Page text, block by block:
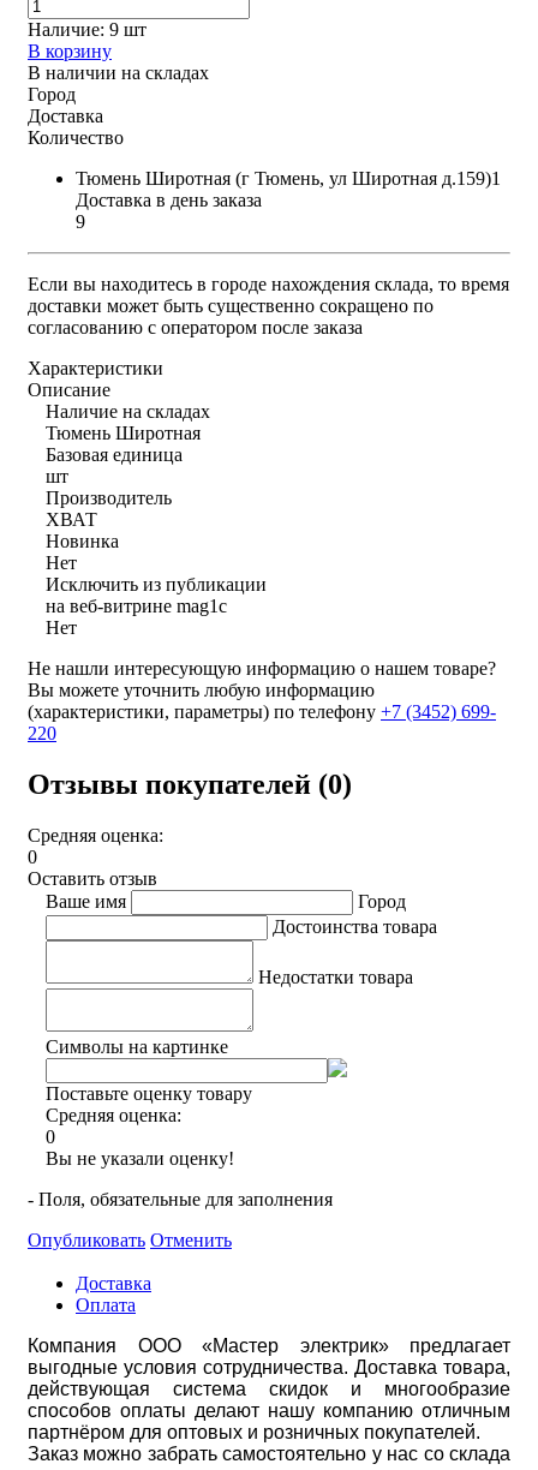
Наличие: 9 шт
В корзину
В наличии на складах
Город
Доставка
Количество
Тюмень Широтная (г Тюмень, ул Широтная д.159)1
Доставка в день заказа
9
Если вы находитесь в городе нахождения склада, то время
доставки может быть существенно сокращено по
согласованию с оператором после заказа
Характеристики
Описание
Наличие на складах
Тюмень Широтная
Базовая единица
шт
Производитель
ХВАТ
Новинка
Нет
Исключить из публикации
на веб-витрине mag1c
Нет
Не нашли интересующую информацию о нашем товаре?
Вы можете уточнить любую информацию
(характеристики, параметры) по телефону +7 (3452) 699-
220
Отзывы покупателей (0)
Средняя оценка:
0
Оставить отзыв
Ваше имя
Город
Достоинства товара
Недостатки товара
Символы на картинке
Поставьте оценку товару
Средняя оценка:
0
Вы не указали оценку!
- Поля, обязательные для заполнения
Опубликовать Отменить
Доставка
Оплата
Компания ООО «Мастер электрик» предлагает
выгодные условия сотрудничества. Доставка товара,
действующая система скидок и многообразие
способов оплаты делают нашу компанию отличным
партнёром для оптовых и розничных покупателей.
Заказ можно забрать самостоятельно у нас со склада